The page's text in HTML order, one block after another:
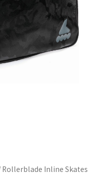
Rollerblade Inline Skates